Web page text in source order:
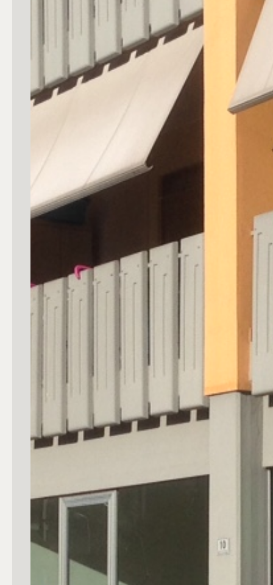
Commerciali
Terreni
mq
Qualsiasi
2